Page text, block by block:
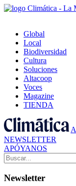
Global
Local
Biodiversidad
Cultura
Soluciones
Altacoop
Voces
Magazine
TIENDA
NEWSLETTER
APÓYANOS
Buscar:
Newsletter